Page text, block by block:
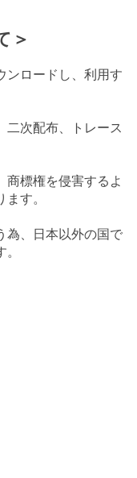
＞
ンロードし、利用す
二次配布、トレース
商標権を侵害するよ
す。
為、日本以外の国で